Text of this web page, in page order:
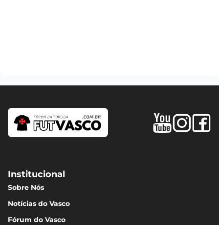
Institucional
Sobre Nós
Notícias do Vasco
Fórum do Vasco